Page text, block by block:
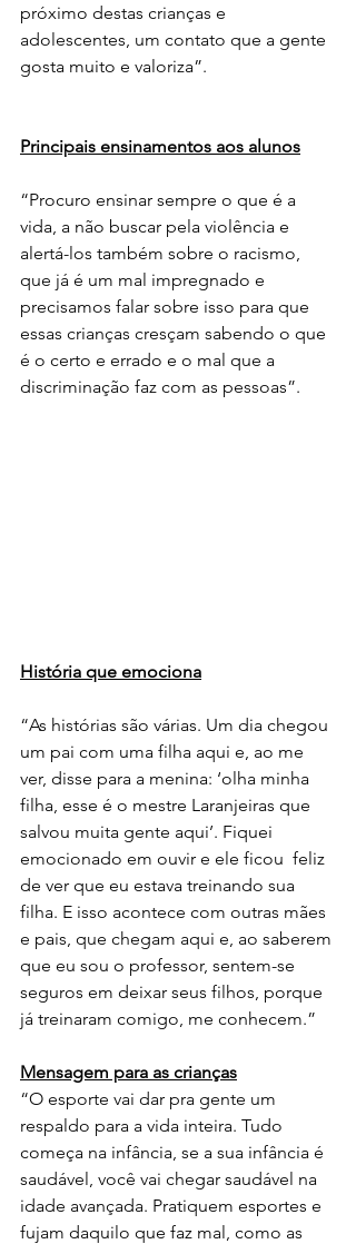
próximo destas crianças e
adolescentes, um contato que a gente
gosta muito e valoriza”.
Principais ensinamentos aos alunos
“Procuro ensinar sempre o que é a
vida, a não buscar pela violência e
alertá-los também sobre o racismo,
que já é um mal impregnado e
precisamos falar sobre isso para que
essas crianças cresçam sabendo o que
é o certo e errado e o mal que a
discriminação faz com as pessoas”.
História que emociona
“As histórias são várias. Um dia chegou
um pai com uma filha aqui e, ao me
ver, disse para a menina: ‘olha minha
filha, esse é o mestre Laranjeiras que
salvou muita gente aqui’. Fiquei
emocionado em ouvir e ele ficou  feliz
de ver que eu estava treinando sua
filha. E isso acontece com outras mães
e pais, que chegam aqui e, ao saberem
que eu sou o professor, sentem-se
seguros em deixar seus filhos, porque
já treinaram comigo, me conhecem.”
Mensagem para as crianças
“O esporte vai dar pra gente um
respaldo para a vida inteira. Tudo
começa na infância, se a sua infância é
saudável, você vai chegar saudável na
idade avançada. Pratiquem esportes e
fujam daquilo que faz mal, como as